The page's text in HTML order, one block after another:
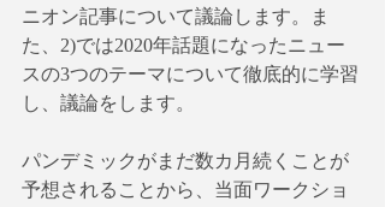
ニオン記事について議論します。ま
た、2)では2020年話題になったニュー
スの3つのテーマについて徹底的に学習
し、議論をします。
パンデミックがまだ数カ月続くことが
予想されることから、当面ワークショ